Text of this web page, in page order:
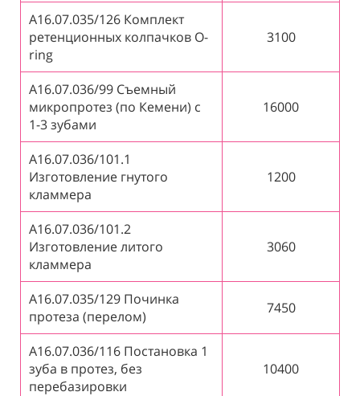
А16.07.035/126 Комплект
ретенционных колпачков O-
ring
3100
А16.07.036/99 Съемный
микропротез (по Кемени) с
1-3 зубами
16000
А16.07.036/101.1
Изготовление гнутого
кламмера
1200
А16.07.036/101.2
Изготовление литого
кламмера
3060
А16.07.035/129 Починка
протеза (перелом)
7450
А16.07.036/116 Постановка 1
зуба в протез, без
перебазировки
10400